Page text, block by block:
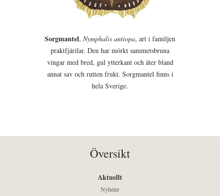
Sorgmantel, Nymphalis antiopa, art i familjen
praktfjärilar. Den har mörkt sammetsbruna
vingar med bred, gul ytterkant och äter bland
annat sav och rutten frukt. Sorgmantel finns i
hela Sverige.
Översikt
Aktuellt
Nyheter